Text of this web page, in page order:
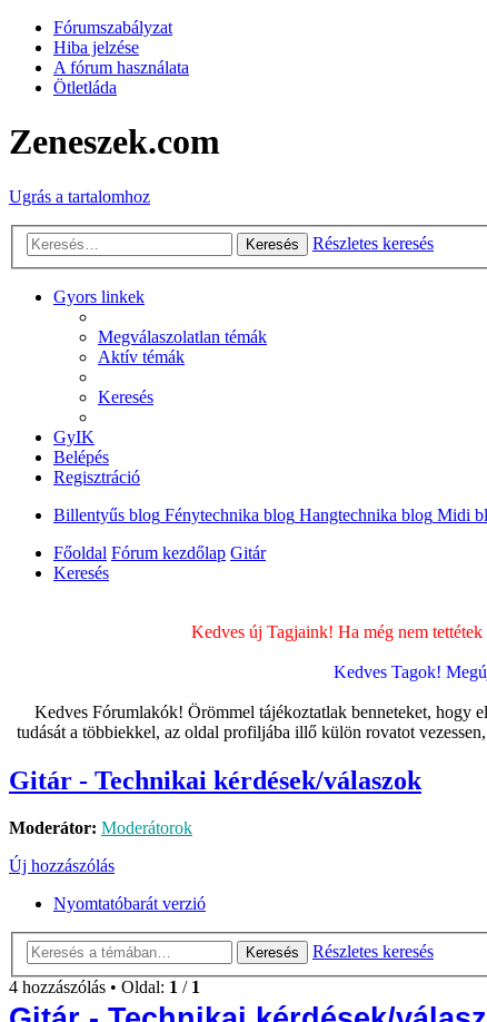
Fórumszabályzat
Hiba jelzése
A fórum használata
Ötletláda
Zeneszek.com
Ugrás a tartalomhoz
Keresés Részletes keresés
Gyors linkek
Megválaszolatlan témák
Aktív témák
Keresés
GyIK
Belépés
Regisztráció
Billentyűs blog Fénytechnika blog Hangtechnika blog Midi
Főoldal Fórum kezdőlap Gitár
Keresés
Kedves új Tagjaink! Ha még nem
Kedves Tagok!
Kedves Fórumlakók! Örömmel tájékoztatlak benneteket, hogy
tudását a többiekkel, az oldal profiljába illő külön rovatot
Gitár - Technikai kérdések/válaszok
Moderátor: Moderátorok
Új hozzászólás
Nyomtatóbarát verzió
Keresés
Részletes keresés
4 hozzászólás • Oldal: 1 / 1